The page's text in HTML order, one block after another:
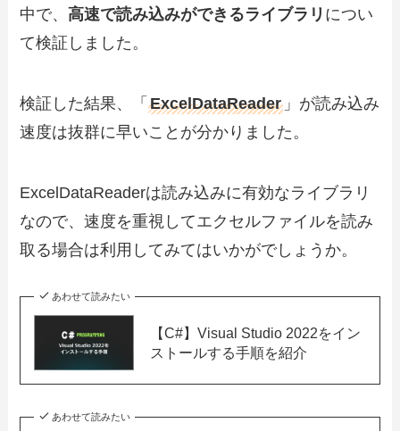
中で、高速で読み込みができるライブラリ につい
て検証しました。
検証した結果、「ExcelDataReader 」が読み込み
速度は抜群に早いことが分かりました。
ExcelDataReaderは読み込みに有効なライブラリ
なので、速度を重視してエクセルファイルを読み
取る場合は利用してみてはいかがでしょうか。
あわせて読みたい
【C#】Visual Studio 2022をイン
ストールする手順を紹介
あわせて読みたい